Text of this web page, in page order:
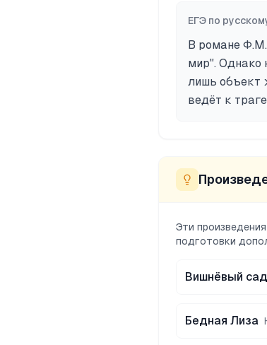
ЕГЭ по
В романе Ф.М.
мир". Однако
лишь объект
ведёт к
Эти
подготовки
Вишнёвый сад
Бедная Лиза